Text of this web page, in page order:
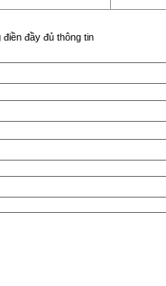
đầy đủ thông tin